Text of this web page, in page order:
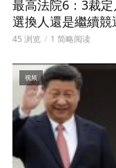
最高法院6：3裁
選換人還是繼續競
45 浏览 1 简略阅读
视频